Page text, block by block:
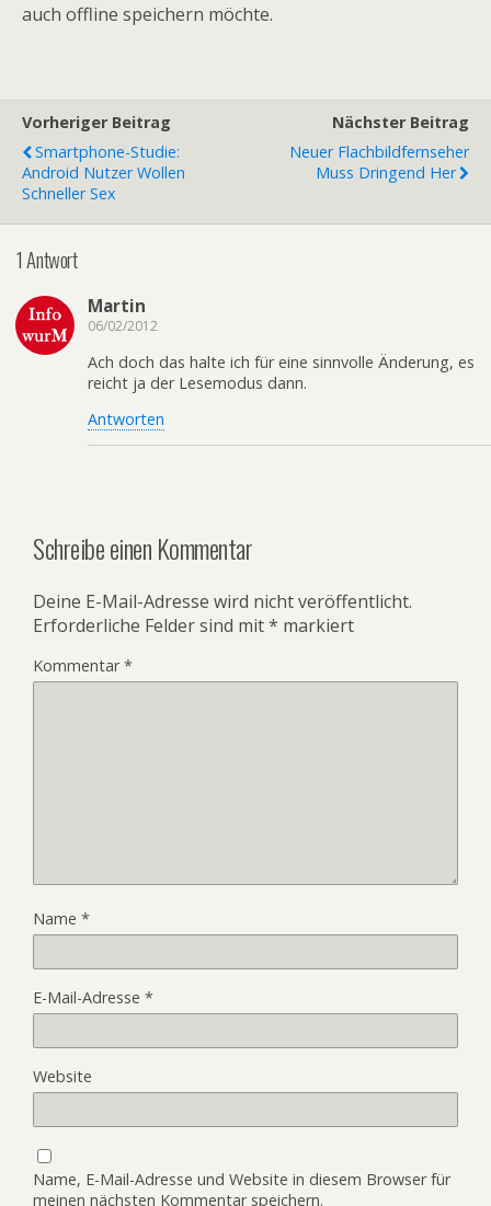
auch offline speichern möchte.
Vorheriger Beitrag
Smartphone-Studie:
Android Nutzer Wollen
Schneller Sex
Nächster Beitrag
Neuer Flachbildfernseher
Muss Dringend Her
1 Antwort
Martin
06/02/2012
Ach doch das halte ich für eine sinnvolle Änderung, es
reicht ja der Lesemodus dann.
Antworten
Schreibe einen Kommentar
Deine E-Mail-Adresse wird nicht veröffentlicht.
Erforderliche Felder sind mit* markiert
Kommentar*
Name *
E-Mail-Adresse *
Website
Name, E-Mail-Adresse und Website in diesem Browser für
meinen nächsten Kommentar speichern.